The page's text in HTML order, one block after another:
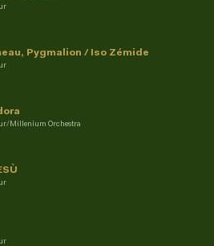
Pygmalion / Iso Zémide
Millenium Orchestra